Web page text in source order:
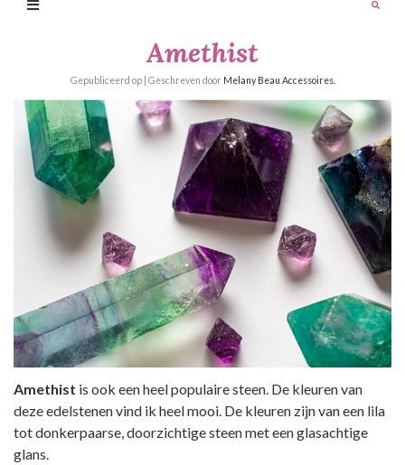
Amethist
Gepubliceerd op | Geschreven door Melany Beau Accessoires.
Amethist is ook een heel populaire steen. De kleuren van
deze edelstenen vind ik heel mooi. De kleuren zijn van een lila
tot donkerpaarse, doorzichtige steen met een glasachtige
glans.